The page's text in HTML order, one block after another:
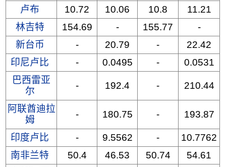
卢布
10.72 10.06 10.8
11.21
林吉特
154.69 - 155.77
-
新台币
- 20.79 -
22.42
印尼卢比
- 0.0495 -
0.0531
巴西雷亚
尔
- 192.4 - 210.44
阿联酋迪拉
姆
- 180.75 - 193.87
印度卢比 - 9.5562 -
10.7762
南非兰特
50.4 46.53 50.74
54.61